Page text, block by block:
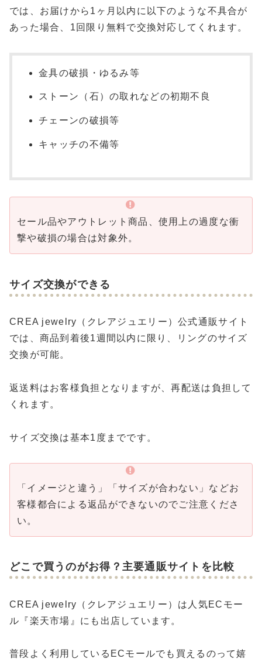
では、お届けから1ヶ月以内に以下のような不具合が
あった場合、1回限り無料で交換対応してくれます。
金具の破損・ゆるみ等
ストーン（石）の取れなどの初期不良
チェーンの破損等
キャッチの不備等
セール品やアウトレット商品、使用上の過度な衝
撃や破損の場合は対象外。
サイズ交換ができる
CREA jewelry（クレアジュエリー）公式通販サイト
では、商品到着後1週間以内に限り、リングのサイズ
交換が可能。
返送料はお客様負担となりますが、再配送は負担して
くれます。
サイズ交換は基本1度までです。
「イメージと違う」「サイズが合わない」などお
客様都合による返品ができないのでご注意くださ
い。
どこで買うのがお得？主要通販サイトを比較
CREA jewelry（クレアジュエリー）は人気ECモー
ル『楽天市場』にも出店しています。
普段よく利用しているECモールでも買えるのって嬉